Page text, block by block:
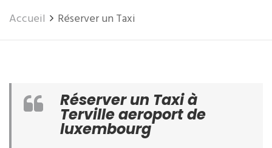
Accueil Réserver un Taxi
Réserver un Taxi à
Terville aeroport de
luxembourg